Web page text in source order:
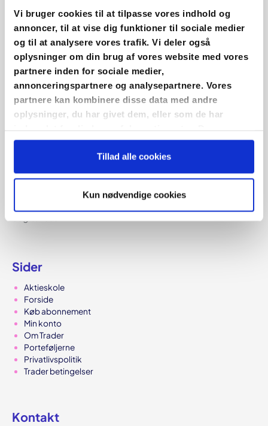
Vi bruger cookies til at tilpasse vores indhold og
annoncer, til at vise dig funktioner til sociale medier
og til at analysere vores trafik. Vi deler også
oplysninger om din brug af vores website med vores
partnere inden for sociale medier,
annonceringspartnere og analysepartnere. Vores
partnere kan kombinere disse data med andre
oplysninger, du har givet dem, eller som de har
samtykker til vores cookies, hvis du fortsætter med at
anvende vores hjemmeside.
Tillad alle cookies
Kun nødvendige cookies
“Trader” er en unik aktietjeneste, som skal hjælpe
investorer med inspiration til at komme i gang med
aktieinvestering.
abonnenterne har mulighed for at kopiere.Udover
handelsbeskeder om køb og salg af aktier, sendes der
kortfattede aktieanalyser og aktiekommentarer.Du får
hjemtages en gevinst, eller når et muligt kurstab skal
Sider
Aktieskole
Forside
Køb abonnement
Min konto
Om Trader
Porteføljerne
Privatlivspolitik
Trader betingelser
Kontakt